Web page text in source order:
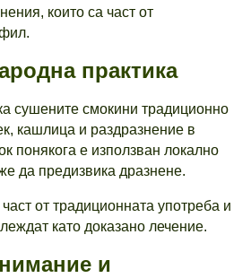
които са част от
практика
сушените смокини традиционно
кашлица и раздразнение в
понякога е използван локално
да предизвика дразнене.
от традиционната употреба и
като доказано лечение.
и